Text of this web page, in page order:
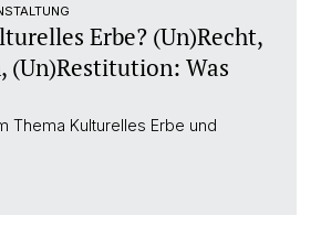
Erbe? (Un)Recht,
(Un)Restitution: Was
Thema Kulturelles Erbe und